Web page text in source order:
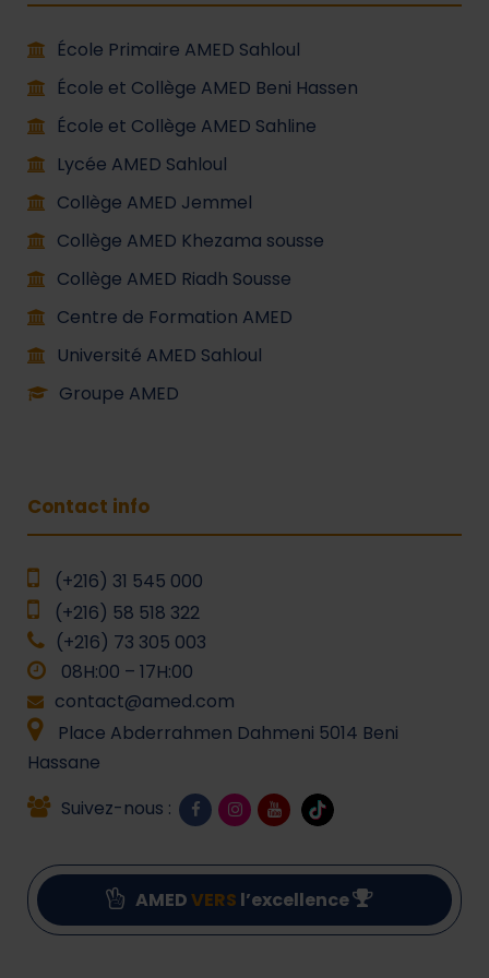
École Primaire AMED Sahloul
École et Collège AMED Beni Hassen
École et Collège AMED Sahline
Lycée AMED Sahloul
Collège AMED Jemmel
Collège AMED Khezama sousse
Collège AMED Riadh Sousse
Centre de Formation AMED
Université AMED Sahloul
Groupe AMED
Contact info
(+216) 31 545 000
(+216) 58 518 322
(+216) 73 305 003
08H:00 – 17H:00
contact@amed.com
Place Abderrahmen Dahmeni 5014 Beni
Hassane
Suivez-nous :
AMEDVERS l’excellence